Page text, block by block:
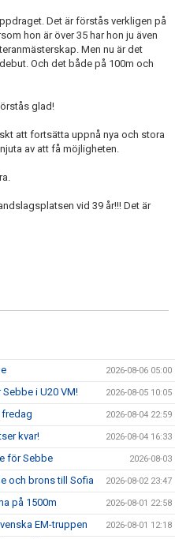
Det är förstås verkligen på
hon är över 35 har hon ju även
Men nu är det
Och det både på 100m och
glad!
att fortsätta uppnå nya och stora
av att få möjligheten.
vid 39 år!!! Det är
2026-08-06 05:00
i U20 VM! 2026-08-05 10:05
fredag 2026-08-04 22:59
kvar! 2026-08-04 16:33
för Sebbe 2026-08-03
och brons till Sofia 2026-08-02 23:47
på 1500m 2026-08-01 22:58
EM-truppen 2026-08-01 12:18